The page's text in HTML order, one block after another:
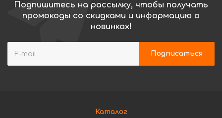
Подпишитесь на рассылку, чтобы получать
промокоды со скидками и информацию о
новинках!
Каталог